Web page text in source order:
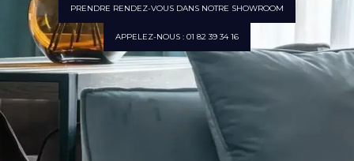
PRENDRE RENDEZ-VOUS DANS NOTRE SHOWROOM
APPELEZ-NOUS : 01 82 39 34 16